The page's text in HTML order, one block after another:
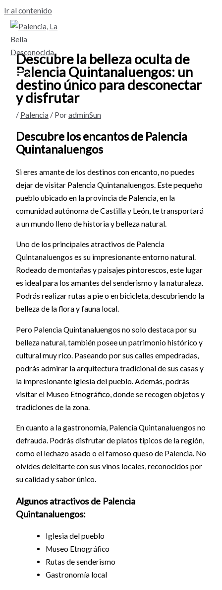
Ir al contenido
Descubre la belleza oculta de
Palencia Quintanaluengos: un
destino único para desconectar
y disfrutar
/ Palencia / PoradminSun
Descubre los encantos de Palencia
Quintanaluengos
Si eres amante de los destinos con encanto, no puedes
dejar de visitar Palencia Quintanaluengos. Este pequeño
pueblo ubicado en la provincia de Palencia, en la
comunidad autónoma de Castilla y León, te transportará
a un mundo lleno de historia y belleza natural.
Uno de los principales atractivos de Palencia
Quintanaluengos es su impresionante entorno natural.
Rodeado de montañas y paisajes pintorescos, este lugar
es ideal para los amantes del senderismo y la naturaleza.
Podrás realizar rutas a pie o en bicicleta, descubriendo la
belleza de la flora y fauna local.
Pero Palencia Quintanaluengos no solo destaca por su
belleza natural, también posee un patrimonio histórico y
cultural muy rico. Paseando por sus calles empedradas,
podrás admirar la arquitectura tradicional de sus casas y
la impresionante iglesia del pueblo. Además, podrás
visitar el Museo Etnográfico, donde se recogen objetos y
tradiciones de la zona.
En cuanto a la gastronomía, Palencia Quintanaluengos no
defrauda. Podrás disfrutar de platos típicos de la región,
como el lechazo asado o el famoso queso de Palencia. No
olvides deleitarte con sus vinos locales, reconocidos por
su calidad y sabor único.
Algunos atractivos de Palencia
Quintanaluengos:
Iglesia del pueblo
Museo Etnográfico
Rutas de senderismo
Gastronomía local